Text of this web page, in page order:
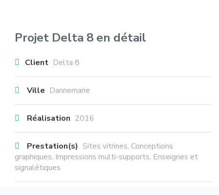
Projet Delta 8 en détail
Client Delta 8
Ville Dannemarie
Réalisation 2016
Prestation(s) Sites vitrines Conceptions
graphiques Impressions multi-supports Enseignes et
signalétiques